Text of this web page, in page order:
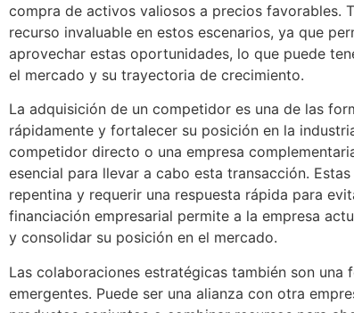
compra de activos valiosos a precios favorables.
recurso invaluable en estos escenarios, ya que
aprovechar estas oportunidades, lo que puede
el mercado y su trayectoria de crecimiento.
La adquisición de un competidor es una de las
rápidamente y fortalecer su posición en la
competidor directo o una empresa
esencial para llevar a cabo esta transacción.
repentina y requerir una respuesta rápida para
financiación empresarial permite a la empresa
y consolidar su posición en el mercado.
Las colaboraciones estratégicas también son
emergentes. Puede ser una alianza con otra